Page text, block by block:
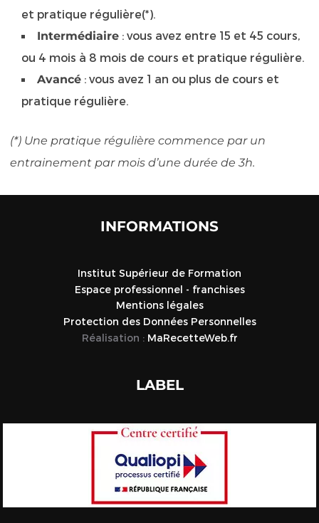
et pratique régulière(*).
Intermédiaire : vous avez entre 15 et 45 cours,
ou 4 mois à 8 mois de cours et pratique régulière.
Avancé : vous avez 1 an ou plus de cours et
pratique régulière.
(*) Une pratique régulière commence par un
entrainement par mois d’une durée de 3h.
INFORMATIONS
Institut Supérieur de Formation
Espace professionnel - franchises
Mentions légales
Protection des Données Personnelles
Réalisation : MaRecetteWeb.fr
LABEL